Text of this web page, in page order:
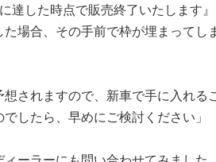
達した時点で販売終了いたします
場合、その手前で枠が埋まってし
想されますので、新車で手に入れる
したら、早めにご検討ください」